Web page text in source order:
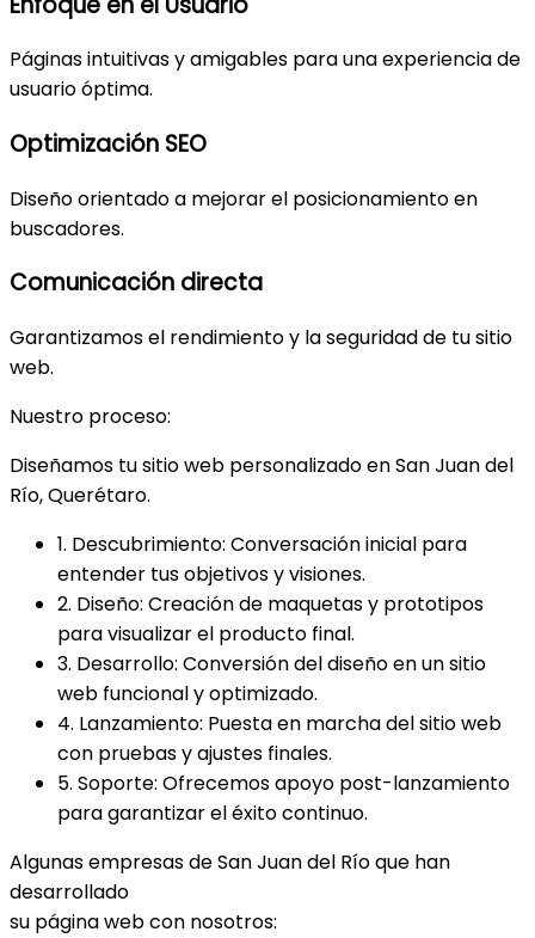
Páginas intuitivas y amigables para una experiencia de
usuario óptima.
Optimización SEO
Diseño orientado a mejorar el posicionamiento en
buscadores.
Comunicación directa
Garantizamos el rendimiento y la seguridad de tu sitio
web.
Nuestro proceso:
Diseñamos tu sitio web personalizado en San Juan del
Río, Querétaro.
1. Descubrimiento: Conversación inicial para
entender tus objetivos y visiones.
2. Diseño: Creación de maquetas y prototipos
para visualizar el producto final.
3. Desarrollo: Conversión del diseño en un sitio
web funcional y optimizado.
4. Lanzamiento: Puesta en marcha del sitio web
con pruebas y ajustes finales.
5. Soporte: Ofrecemos apoyo post-lanzamiento
para garantizar el éxito continuo.
Algunas empresas de San Juan del Río que han
desarrollado
su página web con nosotros: